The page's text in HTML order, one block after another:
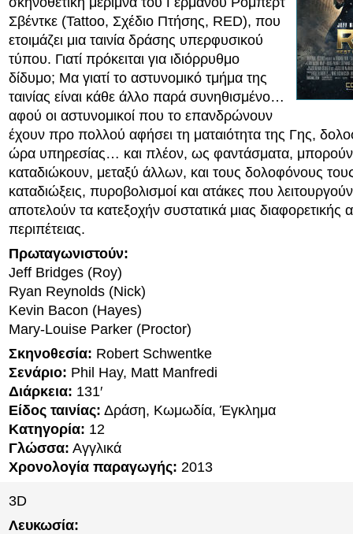
Σβέντκε (Tattoo, Σχέδιο Πτήσης, RED), που
ετοιμάζει μια ταινία δράσης υπερφυσικού
τύπου. Γιατί πρόκειται για ιδιόρρυθμο
δίδυμο; Μα γιατί το αστυνομικό τμήμα της
ταινίας είναι κάθε άλλο παρά συνηθισμένο…
αφού οι αστυνομικοί που το επανδρώνουν
έχουν προ πολλού αφήσει τη ματαιότητα της Γης,
ώρα υπηρεσίας… και πλέον, ως φαντάσματα,
καταδιώκουν, μεταξύ άλλων, και τους δολοφόνους
καταδιώξεις, πυροβολισμοί και ατάκες που
αποτελούν τα κατεξοχήν συστατικά μιας διαφορετικής
περιπέτειας.
Πρωταγωνιστούν:
Jeff Bridges (Roy)
Ryan Reynolds (Nick)
Kevin Bacon (Hayes)
Mary-Louise Parker (Proctor)
Σκηνοθεσία: Robert Schwentke
Σενάριο: Phil Hay, Matt Manfredi
Διάρκεια: 131′
Είδος ταινίας: Δράση, Κωμωδία, Έγκλημα
Κατηγορία: 12
Γλώσσα: Αγγλικά
Χρονολογία παραγωγής: 2013
3D
Λευκωσία: